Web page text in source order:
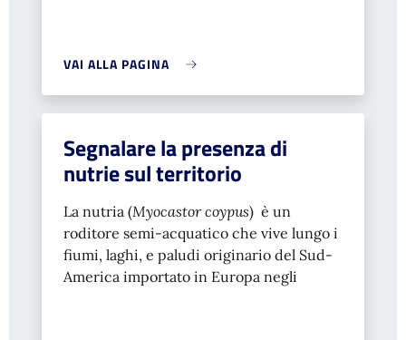
VAI ALLA PAGINA
Segnalare la presenza di
nutrie sul territorio
La nutria (Myocastor coypus) è un
roditore semi-acquatico che vive lungo i
fiumi, laghi, e paludi originario del Sud-
America importato in Europa negli